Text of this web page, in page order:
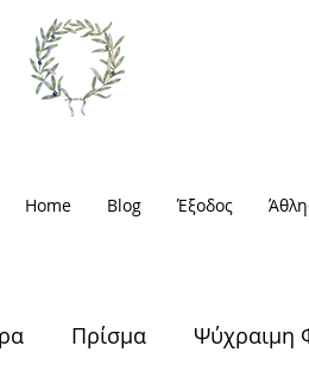
Home Blog Έξοδος
Πρίσμα Ψύχραιμη